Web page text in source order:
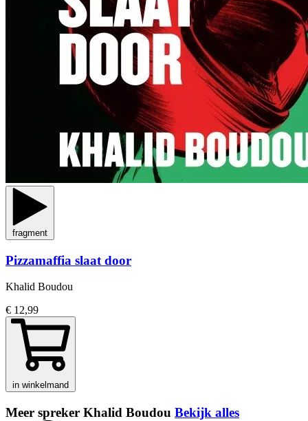
fragment
Pizzamaffia slaat door
Khalid Boudou
€ 12,99
in winkelmand
Meer spreker Khalid Boudou Bekijk alles